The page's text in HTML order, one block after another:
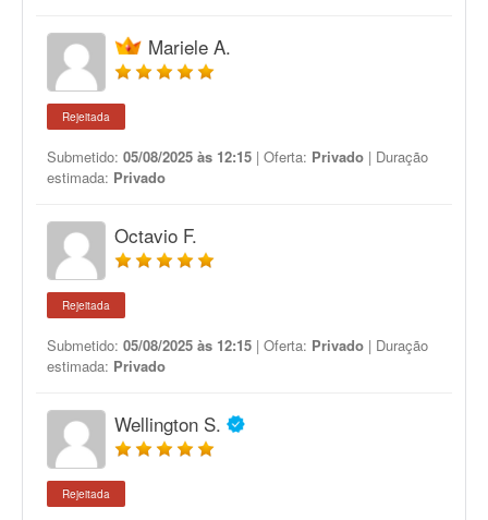
Mariele A.
Rejeitada
Submetido: 05/08/2025 às 12:15 | Oferta: Privado | Duração
estimada: Privado
Octavio F.
Rejeitada
Submetido: 05/08/2025 às 12:15 | Oferta: Privado | Duração
estimada: Privado
Wellington S.
Rejeitada